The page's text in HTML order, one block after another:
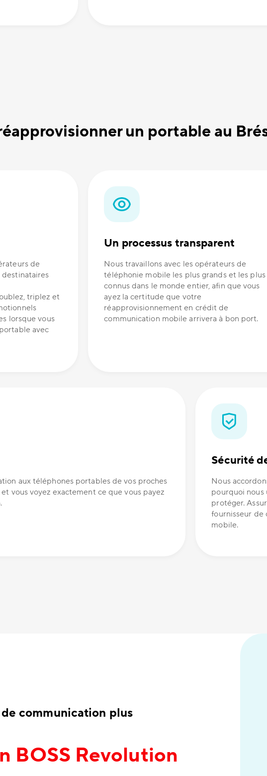
un portable au
de
triplez et
lorsque vous
avec
Un processus transparent
Nous travaillons avec les opérateurs de
téléphonie mobile les plus grands et les plus
connus dans le monde entier, afin que vous
ayez la certitude que votre
réapprovisionnement en crédit de
communication mobile arrivera à bon port.
aux téléphones portables de vos proches
vous voyez exactement ce que vous payez
Sécurité
Nous
pourquoi nous
protéger.
fournisseur de
mobile.
communication plus
BOSS Revolution